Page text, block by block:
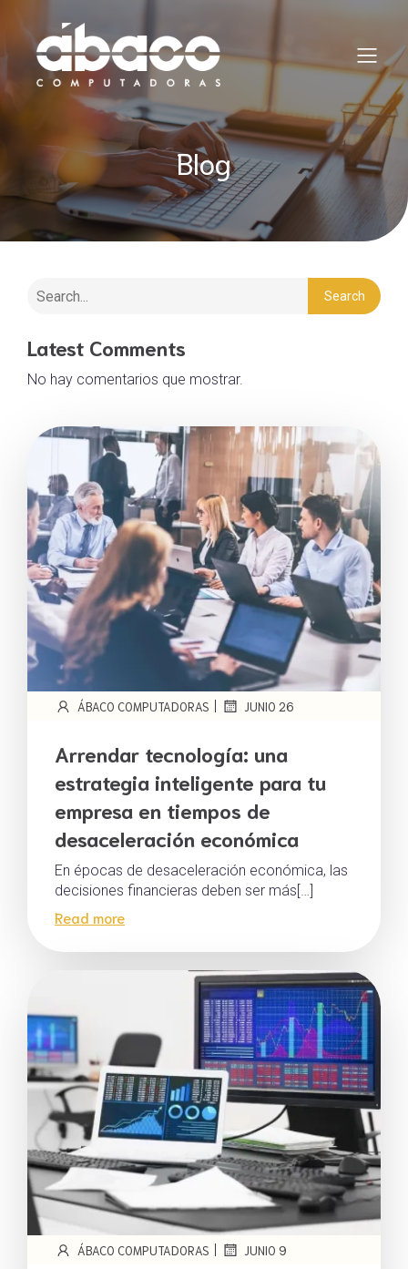
Blog
Search
Latest Comments
No hay comentarios que mostrar.
ÁBACO COMPUTADORAS | JUNIO 26
Arrendar tecnología: una
estrategia inteligente para tu
empresa en tiempos de
desaceleración económica
En épocas de desaceleración económica, las
decisiones financieras deben ser más[…]
Read more
ÁBACO COMPUTADORAS | JUNIO 9